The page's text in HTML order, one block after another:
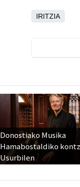
IRITZIA
Donostiako Musika
Hamabostaldiko
Usurbilen